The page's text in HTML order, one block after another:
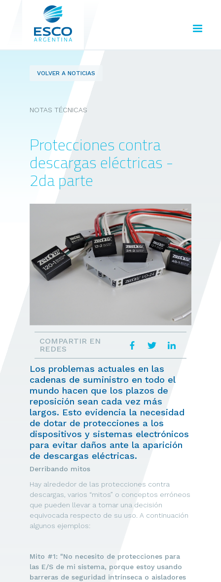
VOLVER A NOTICIAS
NOTAS TÉCNICAS
Protecciones contra
descargas eléctricas -
2da parte
COMPARTIR EN
REDES
Los problemas actuales en las
cadenas de suministro en todo el
mundo hacen que los plazos de
reposición sean cada vez más
largos. Esto evidencia la necesidad
de dotar de protecciones a los
dispositivos y sistemas electrónicos
para evitar daños ante la aparición
de descargas eléctricas.
Derribando mitos
Hay alrededor de las protecciones contra
descargas, varios “mitos” o conceptos erróneos
que pueden llevar a tomar una decisión
equivocada respecto de su uso. A continuación
algunos ejemplos:
Mito #1: "No necesito de protecciones para
las E/S de mi sistema, porque estoy usando
barreras de seguridad intrínseca o aisladores